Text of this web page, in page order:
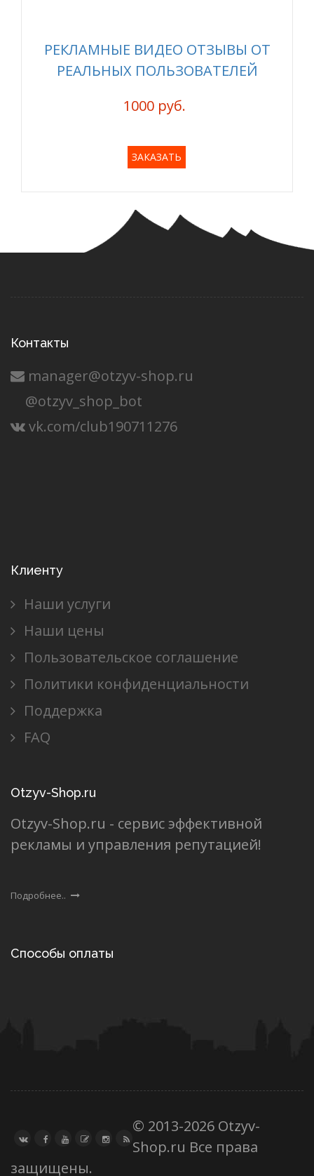
РЕКЛАМНЫЕ ВИДЕО ОТЗЫВЫ ОТ
РЕАЛЬНЫХ ПОЛЬЗОВАТЕЛЕЙ
1000 руб.
ЗАКАЗАТЬ
Контакты
manager@otzyv-shop.ru
@otzyv_shop_bot
vk.com/club190711276
Клиенту
Наши услуги
Наши цены
Пользовательское соглашение
Политики конфиденциальности
Поддержка
FAQ
Otzyv-Shop.ru
Otzyv-Shop.ru - сервис эффективной
рекламы и управления репутацией!
Подробнее..
Способы оплаты
© 2013-2026 Otzyv-
Shop.ru Все права
защищены.